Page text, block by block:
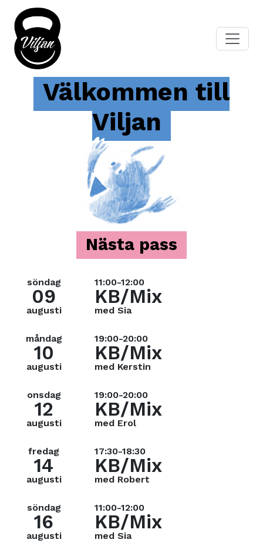
Välkommen till
Viljan
Nästa pass
söndag
09
augusti
11:00-12:00
KB/Mix
med Sia
måndag
10
augusti
19:00-20:00
KB/Mix
med Kerstin
onsdag
12
augusti
19:00-20:00
KB/Mix
med Erol
fredag
14
augusti
17:30-18:30
KB/Mix
med Robert
söndag
16
augusti
11:00-12:00
KB/Mix
med Sia